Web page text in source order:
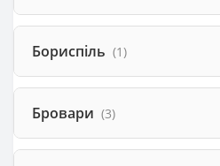
Бориспіль (1)
Бровари (3)